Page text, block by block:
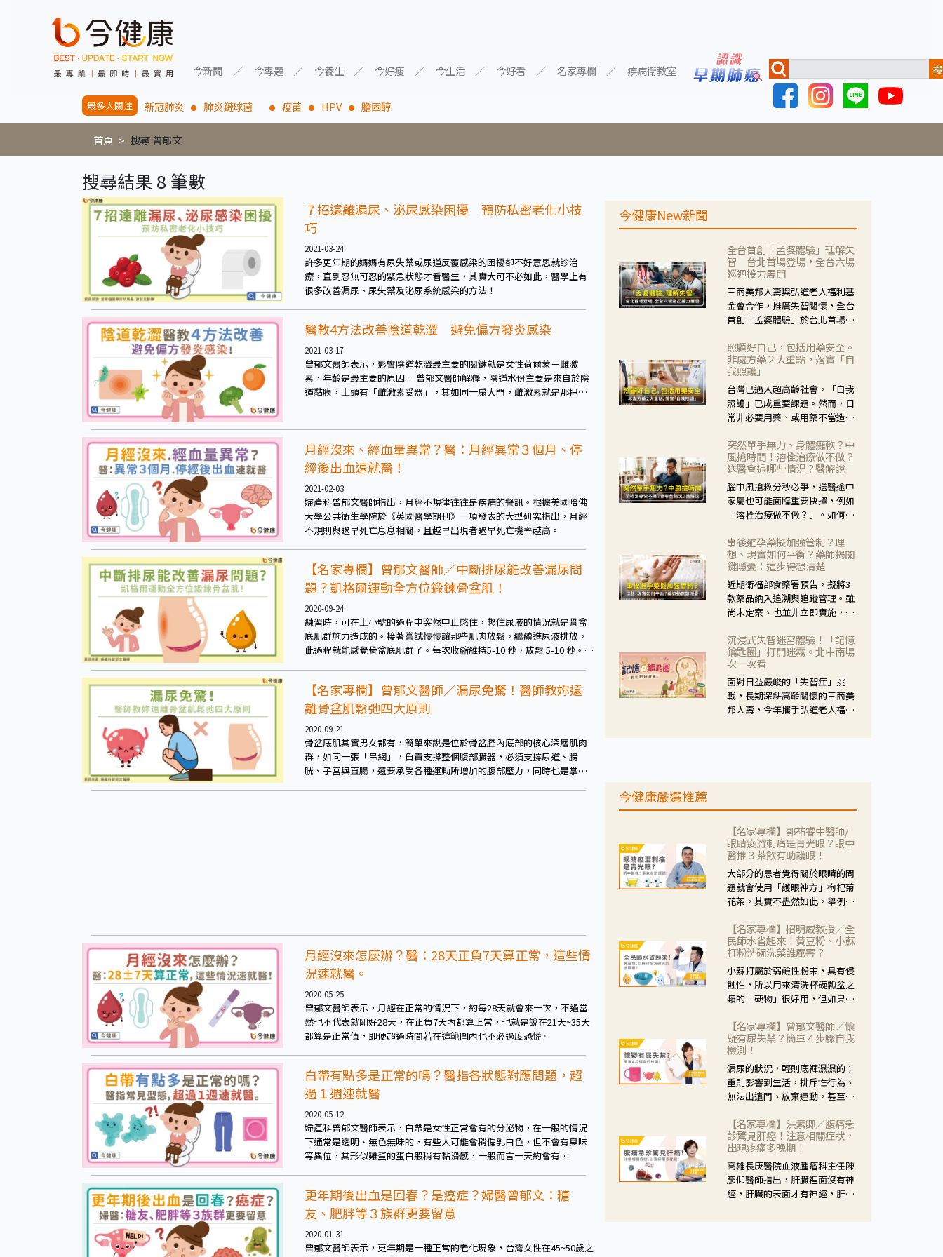
今新聞 今專題 今養生 今好瘦 今生活 今好看 名家專欄 疾病衛教室
最多人關注 新冠肺炎 肺炎鏈球菌 疫苗 HPV 膽固醇
首頁 搜尋 曾郁文
搜尋結果 8 筆數
７招遠離漏尿、泌尿感染困擾 預防私密老化小技
巧
2021-03-24
許多更年期的媽媽有尿失禁或尿道反覆感染的困擾卻不好意思就診治
療，直到忍無可忍的緊急狀態才看醫生，其實大可不必如此，醫學上有
很多改善漏尿、尿失禁及泌尿系統感染的方法！
醫教4方法改善陰道乾澀 避免偏方發炎感染
2021-03-17
曾郁文醫師表示，影響陰道乾澀最主要的關鍵就是女性荷爾蒙－雌激
素，年齡是最主要的原因。 曾郁文醫師解釋，陰道水份主要是來自於陰
道黏膜，上頭有「雌激素受器」，其如同一扇大門，雌激素就是那把鑰
道黏膜層減少，便不易分泌水份，也就容易形成陰道乾澀。而雌激素受
器在女性子宮頸、膀胱、尿道等處也都有，這也是為什麼雌激素分泌異
常時，其他各處也都容易出現問題的原因。
月經沒來、經血量異常？醫：月經異常３個月、停
經後出血速就醫！
2021-02-03
婦產科曾郁文醫師指出，月經不規律往往是疾病的警訊。根據美國哈佛
大學公共衛生學院於《英國醫學期刊》一項發表的大型研究指出，月經
不規則與過早死亡息息相關，且越早出現者過早死亡機率越高。
【名家專欄】曾郁文醫師／中斷排尿能改善漏尿問
題？凱格爾運動全方位鍛鍊骨盆肌！
2020-09-24
練習時，可在上小號的過程中突然中止憋住，憋住尿液的情況就是骨盆
底肌群施力造成的。接著嘗試慢慢讓那些肌肉放鬆，繼續進尿液排放，
此過程就能感覺骨盆底肌群了。每次收縮維持5-10 秒，放鬆 5-10 秒。但
【名家專欄】曾郁文醫師／漏尿免驚！醫師教妳遠
離骨盆肌鬆弛四大原則
2020-09-21
骨盆底肌其實男女都有，簡單來說是位於骨盆腔內底部的核心深層肌肉
群，如同一張「吊網」，負責支撐整個腹部臟器，必須支撐尿道、膀
胱、子宮與直腸，還要承受各種運動所增加的腹部壓力，同時也是掌控
月經沒來怎麼辦？醫：28天正負7天算正常，這些情
況速就醫。
2020-05-25
曾郁文醫師表示，月經在正常的情況下，約每28天就會來一次，不過當
然也不代表就剛好28天，在正負7天內都算正常，也就是說在21天~35天
都算是正常值，即便超過時間若在這範圍內也不必過度恐慌。
白帶有點多是正常的嗎？醫指各狀態對應問題，超
過１週速就醫
2020-05-12
婦產科曾郁文醫師表示，白帶是女性正常會有的分泌物，在一般的情況
下通常是透明、無色無味的，有些人可能會稍偏乳白色，但不會有臭味
等異位，其形似雞蛋的蛋白般稍有黏滑感，一般而言一天約會有
更年期後出血是回春？是癌症？婦醫曾郁文：糖
友、肥胖等３族群更要留意
2020-01-31
曾郁文醫師表示，更年期是一種正常的老化現象，台灣女性在45~50歲之
今健康New新聞
全台首創「孟婆體驗」理解失
智 台北首場登場，全台六場
巡迴接力展開
三商美邦人壽與弘道老人福利基
金會合作，推廣失智關懷，全台
首創「孟婆體驗」於台北首場實
模式，用結合情境互動等豐富活
動，將抽象的失智轉化為可感
受、可討論的生活情境，並引導
民眾在家人開始出現改變時，以
理解取代責備、以耐心回應不
安。
照顧好自己，包括用藥安全。
非處方藥２大重點，落實「自
我照護」
台灣已邁入超高齡社會，「自我
照護」已成重要課題。然而，日
常非必要用藥、或用藥不當造成
在重要。社團法人台灣自我照護
產業協會 提出「非處方藥正確使
用」與「藥師給力」，鼓勵民眾
建立安全且正確的自我照護習
慣。
突然單手無力、身體癱軟？中
風搶時間！溶栓治療做不做？
送醫會遇哪些情況？醫解說
腦中風搶救分秒必爭，送醫途中
家屬也可能面臨重要抉擇，例如
「溶栓治療做不做？」。如何搶
會理事長陳龍醫師解說！
事後避孕藥擬加強管制？理
想、現實如何平衡？藥師揭關
鍵隱憂：這步得想清楚
近期衛福部食藥署預告，擬將3
款藥品納入追溯與追蹤管理。雖
尚未定案、也並非立即實施，不
人杰藥師表示，這三款藥物目
的、作用、風險各有不同，管制
與否所帶來的後許影響也不同，
可先了解其特性。
沉浸式失智迷宮體驗！「記憶
鑰匙圈」打開迷霧。北中南場
次一次看
面對日益嚴峻的「失智症」挑
戰，長期深耕高齡關懷的三商美
邦人壽，今年攜手弘道老人福利
生活挑戰。
今健康嚴選推薦
【名家專欄】郭祐睿中醫師/
眼睛痠澀刺痛是青光眼？眼中
醫推３茶飲有助護眼！
大部分的患者覺得關於眼睛的問
題就會使用「護眼神方」枸杞菊
花茶，其實不盡然如此，舉例來
紅、眼睛痛、眼屎多而且顏色
黃，當然就可以使用枸杞菊花
茶，但是枸杞的劑量要少，菊花
的劑量要多；若是有以上症狀以
外，眼睛還會有灼熱感，眼屎多
到會「牽絲」，也就是水樣分泌
了，這時候就要使用菊花、金銀
花來治療；假如單純的眼睛乾
澀，結膜沒有紅，眼睛周圍沒有
眼屎，這種情況是屬於「陰
虛」，就可以使用枸杞、蓮藕、
麥門冬、山藥等比較滋潤的藥
【名家專欄】招明威教授／全
民節水省起來！黃豆粉、小蘇
打粉洗碗洗菜誰厲害？
小蘇打屬於弱鹼性粉末，具有侵
蝕性，所以用來清洗杯碗瓢盆之
類的「硬物」很好用，但如果用
特別注意用法用量，使用過多或
是浸泡太久，容易腐蝕蔬菜的纖
維，讓菜軟掉不清脆。
【名家專欄】曾郁文醫師／懷
疑有尿失禁？簡單４步驟自我
檢測！
漏尿的狀況，輕則底褲濕濕的；
重則影響到生活，排斥性行為、
無法出遠門、放棄運動，甚至怕
禁」的症狀，長期下來不敢與朋
友往來，低潮陰霾造成憂鬱症。
【名家專欄】洪素卿／腹痛急
診驚見肝癌！注意相關症狀，
出現疼痛多晚期！
高雄長庚醫院血液腫瘤科主任陳
彥仰醫師指出，肝臟裡面沒有神
經，肝臟的表面才有神經，肝臟